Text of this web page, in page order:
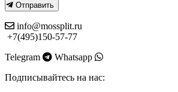
Отправить
info@mossplit.ru
+7(495)150-57-77
Telegram
Whatsapp
Подписывайтесь на нас: